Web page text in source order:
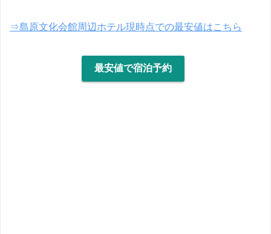
⇒島原文化会館周辺ホテル現時点での最安値はこちら
最安値で宿泊予約